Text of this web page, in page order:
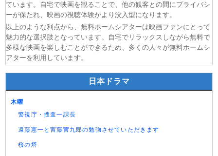
ています。自宅で映画を観ることで、他の観客との間にプライバシ
ーが保たれ、映画の視聴体験がより没入型になります。
以上のような利点から、無料ホームシアターは映画ファンにとって
魅力的な選択肢となっています。自宅でリラックスしながら無料で
多様な映画を楽しむことができるため、多くの人々が無料ホームシ
アターを利用しています。
日本ドラマ
木曜
警視庁・捜査一課長
遠藤憲一と宮藤官九郎の勉強させていただきます
桜の塔